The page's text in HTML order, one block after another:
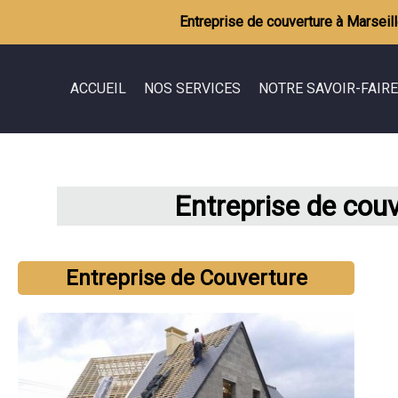
Entreprise de couverture à
ACCUEIL NOS SERVICES
Aménagement des combles
NOTRE SAVOIR-FAIRE
Maçonnerie
Ravalement
Electricité
Carrelage
Peinture
Entreprise de
Entreprise de Couverture